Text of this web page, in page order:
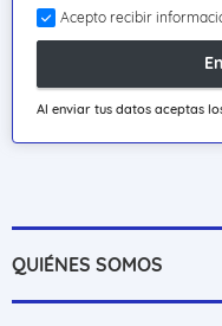
Acepto recibir
Al enviar tus datos aceptas
QUIÉNES SOMOS